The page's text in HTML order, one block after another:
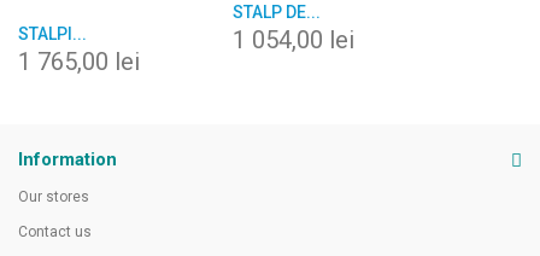
STALPI...
1 765,00 lei
STALP DE...
1 054,00 lei
Information
Our stores
Contact us